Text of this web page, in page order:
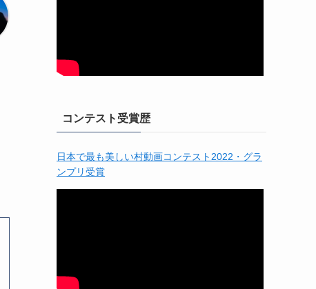
コンテスト受賞歴
日本で最も美しい村動画コンテスト2022・グラ
ンプリ受賞